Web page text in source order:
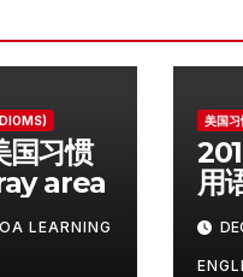
习惯
area
LEARNING
美国
用
on